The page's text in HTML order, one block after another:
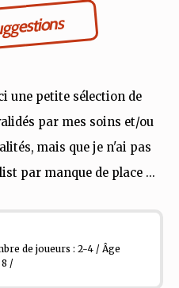
une petite sélection de
par mes soins et/ou
mais que je n'ai pas
par manque de place ...
de joueurs : 2-4 / Âge
/